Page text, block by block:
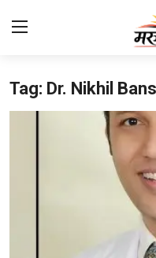
Home
Tag: Dr. Nikhil